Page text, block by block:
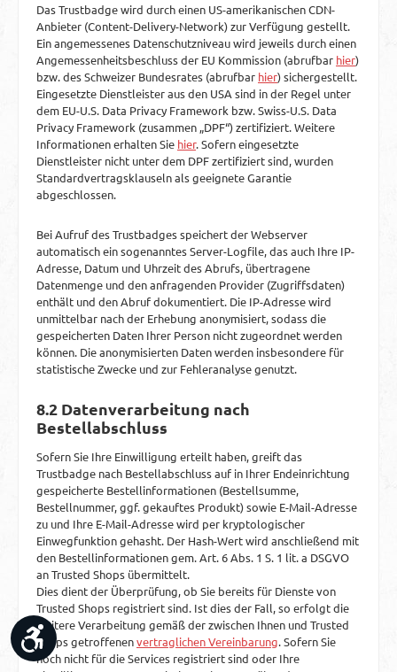
Das Trustbadge wird durch einen US-amerikanischen CDN-
Anbieter (Content-Delivery-Network) zur Verfügung gestellt.
Ein angemessenes Datenschutzniveau wird jeweils durch einen
Angemessenheitsbeschluss der EU Kommission (abrufbar hier)
bzw. des Schweizer Bundesrates (abrufbar hier) sichergestellt.
Eingesetzte Dienstleister aus den USA sind in der Regel unter
dem EU-U.S. Data Privacy Framework bzw. Swiss-U.S. Data
Privacy Framework (zusammen „DPF“) zertifiziert. Weitere
Informationen erhalten Sie hier. Sofern eingesetzte
Dienstleister nicht unter dem DPF zertifiziert sind, wurden
Standardvertragsklauseln als geeignete Garantie
abgeschlossen.
Bei Aufruf des Trustbadges speichert der Webserver
automatisch ein sogenanntes Server-Logfile, das auch Ihre IP-
Adresse, Datum und Uhrzeit des Abrufs, übertragene
Datenmenge und den anfragenden Provider (Zugriffsdaten)
enthält und den Abruf dokumentiert. Die IP-Adresse wird
unmittelbar nach der Erhebung anonymisiert, sodass die
gespeicherten Daten Ihrer Person nicht zugeordnet werden
können. Die anonymisierten Daten werden insbesondere für
statistische Zwecke und zur Fehleranalyse genutzt.
8.2 Datenverarbeitung nach
Bestellabschluss
Sofern Sie Ihre Einwilligung erteilt haben, greift das
Trustbadge nach Bestellabschluss auf in Ihrer Endeinrichtung
gespeicherte Bestellinformationen (Bestellsumme,
Bestellnummer, ggf. gekauftes Produkt) sowie E-Mail-Adresse
zu und Ihre E-Mail-Adresse wird per kryptologischer
Einwegfunktion gehasht. Der Hash-Wert wird anschließend mit
den Bestellinformationen gem. Art. 6 Abs. 1 S. 1 lit. a DSGVO
an Trusted Shops übermittelt.
Dies dient der Überprüfung, ob Sie bereits für Dienste von
Trusted Shops registriert sind. Ist dies der Fall, so erfolgt die
weitere Verarbeitung gemäß der zwischen Ihnen und Trusted
Shops getroffenenvertraglichen Vereinbarung. Sofern Sie
noch nicht für die Services registriert sind oder Ihre
Werkzeugleiste anzeigen